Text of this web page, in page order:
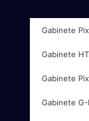
Gabinete
Gabinete
Gabinete
Gabinete G-